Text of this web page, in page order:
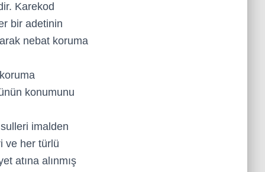
Karekod
bir adetinin
nebat koruma
konumunu
imalden
ve her türlü
atına alınmış